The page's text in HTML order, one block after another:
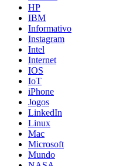
HP
IBM
Informativo
Instagram
Intel
Internet
IOS
IoT
iPhone
Jogos
LinkedIn
Linux
Mac
Microsoft
Mundo